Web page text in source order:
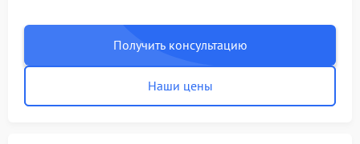
Получить консультацию
Наши цены